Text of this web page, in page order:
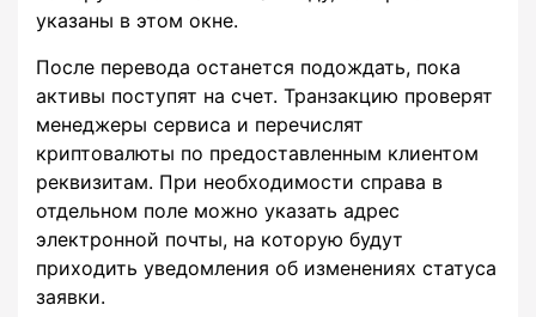
указаны в этом окне.
После перевода останется подождать, пока
активы поступят на счет. Транзакцию проверят
менеджеры сервиса и перечислят
криптовалюты по предоставленным клиентом
реквизитам. При необходимости справа в
отдельном поле можно указать адрес
электронной почты, на которую будут
приходить уведомления об изменениях статуса
заявки.